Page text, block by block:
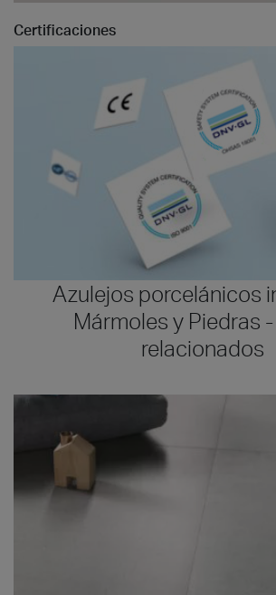
Certificaciones
Azulejos porcelánicos
Mármoles y Piedras
relacionados